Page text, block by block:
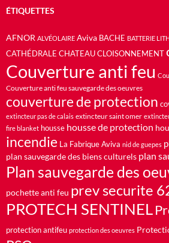
ÉTIQUETTES
AFNOR ALVÉOLAIRE Aviva BACHE BATTERIE
CATHÉDRALE CHATEAU CLOISONNEMENT
Couverture anti feu
Couverture anti feu sauvegarde des oeuvres
couverture de protection
extincteur pas de calais extincteur saint omer
fire blanket housse housse de protection
incendie La Fabrique Aviva nid de guepes
plan sauvegarde des biens culturels plan
Plan sauvegarde des
pochette anti feu prev securite
PROTECH SENTINEL
protection antifeu protection des oeuvres